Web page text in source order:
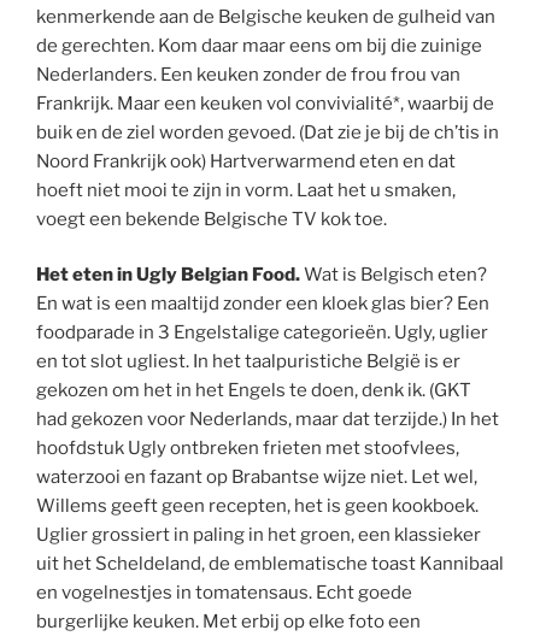
kenmerkende aan de Belgische keuken de gulheid van
de gerechten. Kom daar maar eens om bij die zuinige
Nederlanders. Een keuken zonder de frou frou van
Frankrijk. Maar een keuken vol convivialité*, waarbij de
buik en de ziel worden gevoed. (Dat zie je bij de ch’tis in
Noord Frankrijk ook) Hartverwarmend eten en dat
hoeft niet mooi te zijn in vorm. Laat het u smaken,
voegt een bekende Belgische TV kok toe.
Het eten in Ugly Belgian Food.Wat is Belgisch eten?
En wat is een maaltijd zonder een kloek glas bier? Een
foodparade in 3 Engelstalige categorieën. Ugly, uglier
en tot slot ugliest. In het taalpuristiche België is er
gekozen om het in het Engels te doen, denk ik. (GKT
had gekozen voor Nederlands, maar dat terzijde.) In het
hoofdstuk Ugly ontbreken frieten met stoofvlees,
waterzooi en fazant op Brabantse wijze niet. Let wel,
Willems geeft geen recepten, het is geen kookboek.
Uglier grossiert in paling in het groen, een klassieker
uit het Scheldeland, de emblematische toast Kannibaal
en vogelnestjes in tomatensaus. Echt goede
burgerlijke keuken. Met erbij op elke foto een